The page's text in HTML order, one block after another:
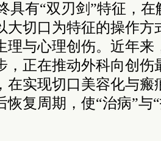
具有“双刃剑”特征，
大切口为特征的操作方
理与心理创伤。近年来
，正在推动外科向创伤
在实现切口美容化与瘢
恢复周期，使“治病”与